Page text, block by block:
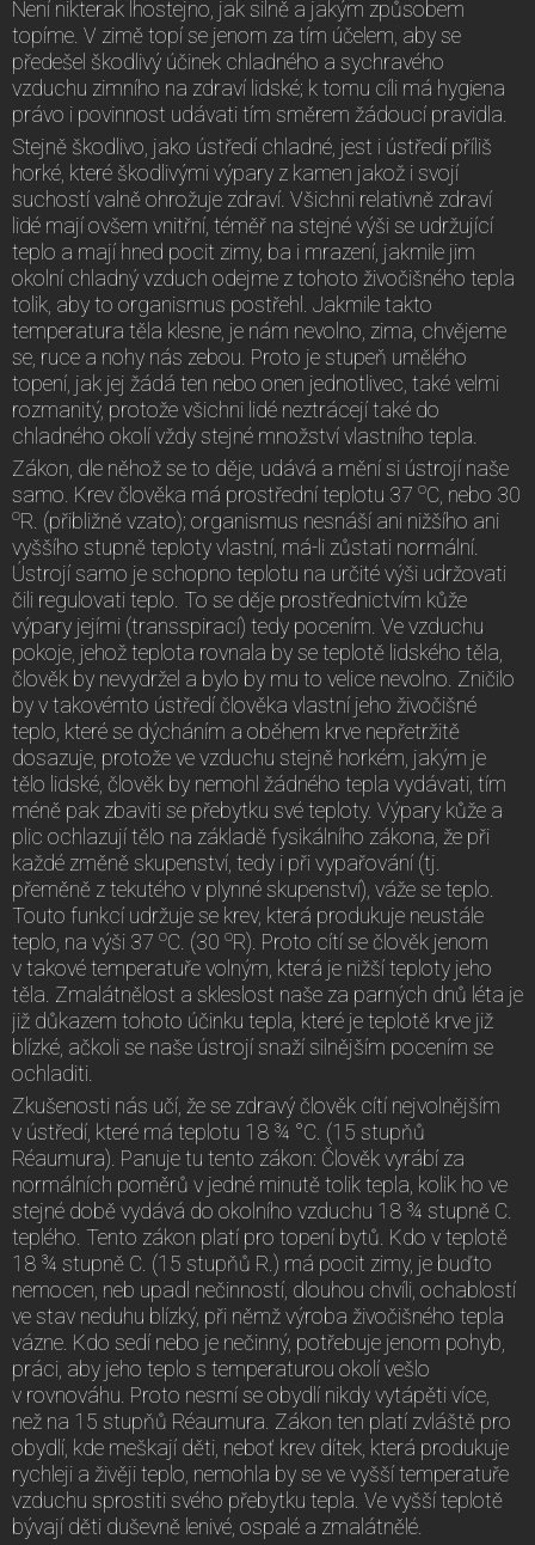
Není nikterak lhostejno, jak silně a jakým způsobem
topíme. V zimě topí se jenom za tím účelem, aby se
předešel škodlivý účinek chladného a sychravého
vzduchu zimního na zdraví lidské; k tomu cíli má hygiena
právo i povinnost udávati tím směrem žádoucí pravidla.
Stejně škodlivo, jako ústředí chladné, jest i ústředí příliš
horké, které škodlivými výpary z kamen jakož i svojí
suchostí valně ohrožuje zdraví. Všichni relativně zdraví
lidé mají ovšem vnitřní, téměř na stejné výši se udržující
teplo a mají hned pocit zimy, ba i mrazení, jakmile jim
okolní chladný vzduch odejme z tohoto živočišného tepla
tolik, aby to organismus postřehl. Jakmile takto
temperatura těla klesne, je nám nevolno, zima, chvějeme
se, ruce a nohy nás zebou. Proto je stupeň umělého
topení, jak jej žádá ten nebo onen jednotlivec, také velmi
rozmanitý, protože všichni lidé neztrácejí také do
chladného okolí vždy stejné množství vlastního tepla.
Zákon, dle něhož se to děje, udává a mění si ústrojí naše
samo. Krev člověka má prostřední teplotu 37 oC, nebo 30
oR. (přibližně vzato); organismus nesnáší ani nižšího ani
vyššího stupně teploty vlastní, má-li zůstati normální.
Ústrojí samo je schopno teplotu na určité výši udržovati
čili regulovati teplo. To se děje prostřednictvím kůže
výpary jejími (transspirací) tedy pocením. Ve vzduchu
pokoje, jehož teplota rovnala by se teplotě lidského těla,
člověk by nevydržel a bylo by mu to velice nevolno. Zničilo
by v takovémto ústředí člověka vlastní jeho živočišné
teplo, které se dýcháním a oběhem krve nepřetržitě
dosazuje, protože ve vzduchu stejně horkém, jakým je
tělo lidské, člověk by nemohl žádného tepla vydávati, tím
méně pak zbaviti se přebytku své teploty. Výpary kůže a
plic ochlazují tělo na základě fysikálního zákona, že při
každé změně skupenství, tedy i při vypařování (tj.
přeměně z tekutého v plynné skupenství), váže se teplo.
Touto funkcí udržuje se krev, která produkuje neustále
teplo, na výši 37 oC. (30 oR). Proto cítí se člověk jenom
v takové temperatuře volným, která je nižší teploty jeho
těla. Zmalátnělost a skleslost naše za parných dnů léta je
již důkazem tohoto účinku tepla, které je teplotě krve již
blízké, ačkoli se naše ústrojí snaží silnějším pocením se
ochladiti.
Zkušenosti nás učí, že se zdravý člověk cítí nejvolnějším
v ústředí, které má teplotu 18 ¾ °C. (15 stupňů
Réaumura). Panuje tu tento zákon: Člověk vyrábí za
normálních poměrů v jedné minutě tolik tepla, kolik ho ve
stejné době vydává do okolního vzduchu 18 ¾ stupně C.
teplého. Tento zákon platí pro topení bytů. Kdo v teplotě
18 ¾ stupně C. (15 stupňů R.) má pocit zimy, je buďto
nemocen, neb upadl nečinností, dlouhou chvíli, ochablostí
ve stav neduhu blízký, při němž výroba živočišného tepla
vázne. Kdo sedí nebo je nečinný, potřebuje jenom pohyb,
práci, aby jeho teplo s temperaturou okolí vešlo
v rovnováhu. Proto nesmí se obydlí nikdy vytápěti více,
než na 15 stupňů Réaumura. Zákon ten platí zvláště pro
obydlí, kde meškají děti, neboť krev dítek, která produkuje
rychleji a živěji teplo, nemohla by se ve vyšší temperatuře
vzduchu sprostiti svého přebytku tepla. Ve vyšší teplotě
bývají děti duševně lenivé, ospalé a zmalátnělé.